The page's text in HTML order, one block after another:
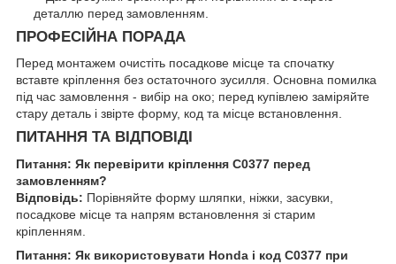
деталлю перед замовленням.
ПРОФЕСІЙНА ПОРАДА
Перед монтажем очистіть посадкове місце та спочатку
вставте кріплення без остаточного зусилля. Основна помилка
під час замовлення - вибір на око; перед купівлею заміряйте
стару деталь і звірте форму, код та місце встановлення.
ПИТАННЯ ТА ВІДПОВІДІ
Питання: Як перевірити кріплення C0377 перед
замовленням?
Відповідь: Порівняйте форму шляпки, ніжки, засувки,
посадкове місце та напрям встановлення зі старим
кріпленням.
Питання: Як використовувати Honda і код C0377 при